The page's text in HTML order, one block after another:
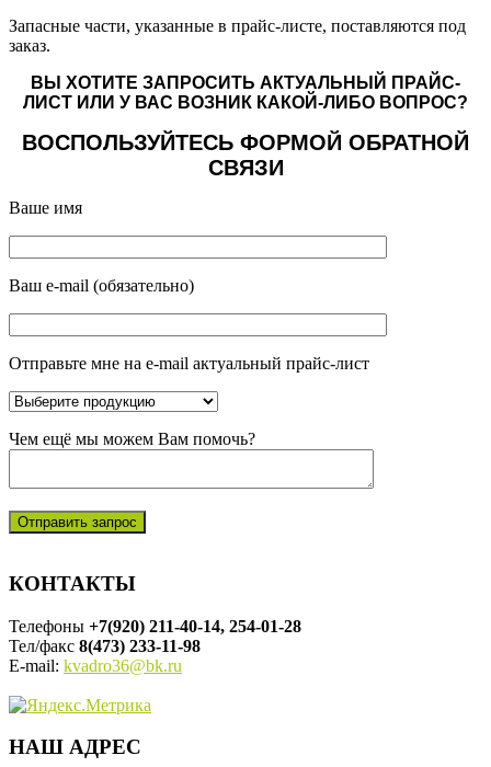
Запасные части, указанные в прайс-листе, поставляются под
заказ.
ВЫ ХОТИТЕ ЗАПРОСИТЬ АКТУАЛЬНЫЙ ПРАЙС-
ЛИСТ ИЛИ У ВАС ВОЗНИК КАКОЙ-ЛИБО ВОПРОС?
ВОСПОЛЬЗУЙТЕСЬ ФОРМОЙ ОБРАТНОЙ
СВЯЗИ
Ваше имя
Ваш e-mail (обязательно)
Отправьте мне на e-mail актуальный прайс-лист
Чем ещё мы можем Вам помочь?
КОНТАКТЫ
Телефоны +7(920) 211-40-14, 254-01-28
Тел/факс 8(473) 233-11-98
E-mail: kvadro36@bk.ru
НАШ АДРЕС